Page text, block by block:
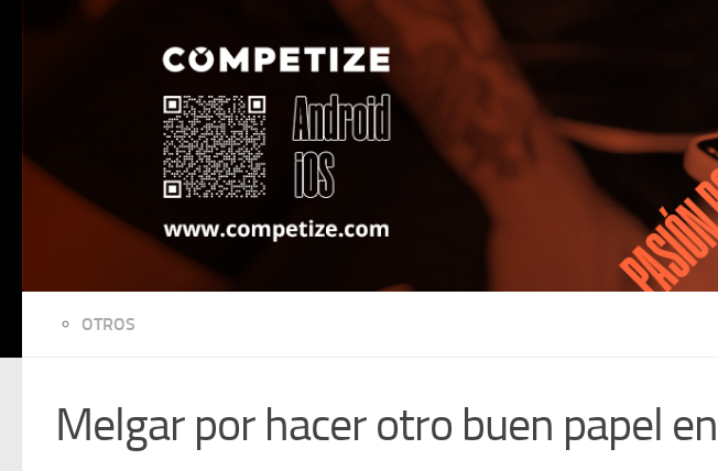
OTROS
Melgar por hacer otro buen papel